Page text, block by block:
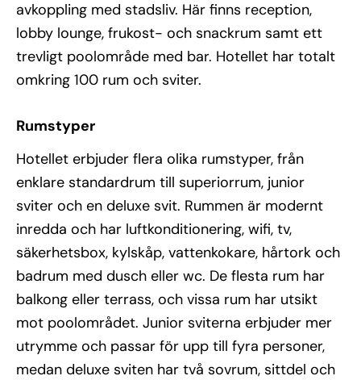
avkoppling med stadsliv. Här finns reception,
lobby lounge, frukost- och snackrum samt ett
trevligt poolområde med bar. Hotellet har totalt
omkring 100 rum och sviter.
Rumstyper
Hotellet erbjuder flera olika rumstyper, från
enklare standardrum till superiorrum, junior
sviter och en deluxe svit. Rummen är modernt
inredda och har luftkonditionering, wifi, tv,
säkerhetsbox, kylskåp, vattenkokare, hårtork och
badrum med dusch eller wc. De flesta rum har
balkong eller terrass, och vissa rum har utsikt
mot poolområdet. Junior sviterna erbjuder mer
utrymme och passar för upp till fyra personer,
medan deluxe sviten har två sovrum, sittdel och